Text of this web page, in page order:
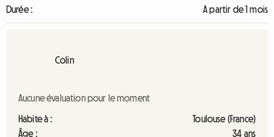
Durée :
A partir de 1 mois
Colin
Aucune évaluation pour le moment
Habite à :
Toulouse (France)
Âge :
34 ans